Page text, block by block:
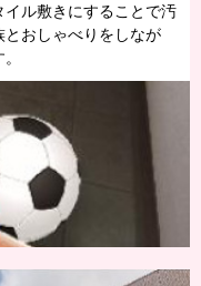
ル敷きにすることで汚
おしゃべりをしなが